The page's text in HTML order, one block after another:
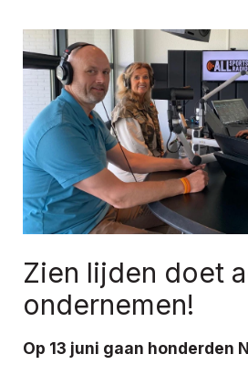
Zien lijden doet
ondernemen!
Op 13 juni gaan honderden